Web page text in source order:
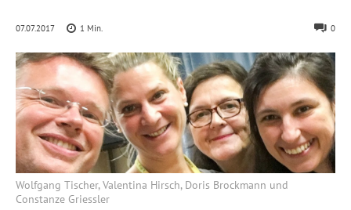
07.07.2017 1 Min. 0
Wolfgang Tischer, Valentina Hirsch, Doris Brockmann und
Constanze Griessler